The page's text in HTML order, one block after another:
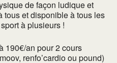
de façon ludique et
tous et disponible à tous les
à plusieurs !
190€/an pour 2 cours
renfo’cardio ou pound)